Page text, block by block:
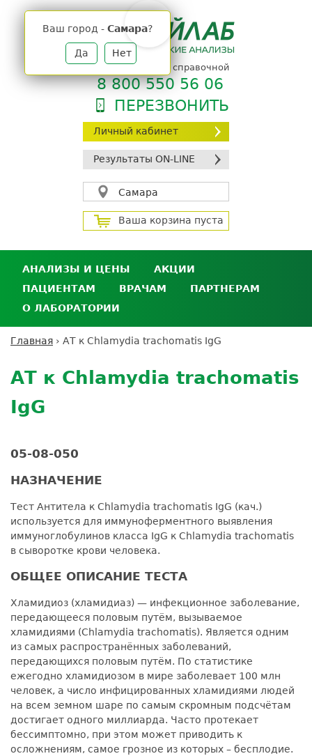
Личный кабинет
Результаты ON-LINE
Самара
Ваш город - Самара?
Да Нет
Ваша корзина пуста
телефон единой справочной
8 800 550 56 06
ПЕРЕЗВОНИТЬ
АНАЛИЗЫ И ЦЕНЫ
Анализы и цены
Где сдать анализы
Выезд на дом
Расшифровка анализов
АКЦИИ
ПАЦИЕНТАМ
Личный кабинет пациента
Дисконтная программа
Обратная связь
Усиление профилактических мер для
безопасности пациентов
ВРАЧАМ
Сотрудничество
лабораторию
ПАРТНЕРАМ
кабинет
партнёра
Экскурсия в
О ЛАБОРАТОРИИ
Вакансии
Документы
здесь
Главная › АТ к Chlamydia trachomatis IgG
to
top
АТ к Chlamydia trachomatis
IgG
05-08-050
НАЗНАЧЕНИЕ
Тест Антитела к Chlamydia trachomatis IgG (кач.)
используется для иммуноферментного выявления
иммуноглобулинов класса IgG к Chlamydia trachomatis
в сыворотке крови человека.
ОБЩЕЕ ОПИСАНИЕ ТЕСТА
Хламидиоз (хламидиаз) — инфекционное заболевание,
передающееся половым путём, вызываемое
хламидиями (Chlamydia trachomatis). Является одним
из самых распространённых заболеваний,
передающихся половым путём. По статистике
ежегодно хламидиозом в мире заболевает 100 млн
человек, а число инфицированных хламидиями людей
на всем земном шаре по самым скромным подсчётам
достигает одного миллиарда. Часто протекает
бессимптомно, при этом может приводить к
осложнениям, самое грозное из которых – бесплодие.